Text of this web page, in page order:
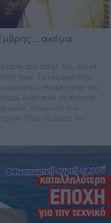
ακόμα
στο τέλος του, ειδικά
τους. Τα κεφάλια πάλι
περιμένοντας και
Αυτό είναι το πρότυπο
μονό, κοινωνίας που
10 με 15 μέρες το